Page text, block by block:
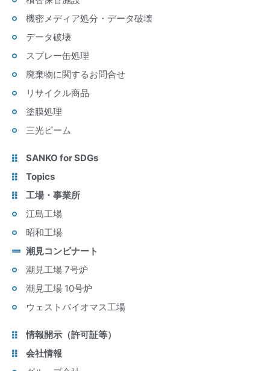
機密メディア処分・データ破壊
データ破壊
スプレー缶処理
廃棄物に関するお問合せ
リサイクル商品
塗膜処理
三光ビーム
SANKO for SDGs
Topics
工場・事業所
江島工場
昭和工場
潮見コンビナート
潮見工場 7号炉
潮見工場 10号炉
ウェストバイオマス工場
情報開示（許可証等）
会社情報